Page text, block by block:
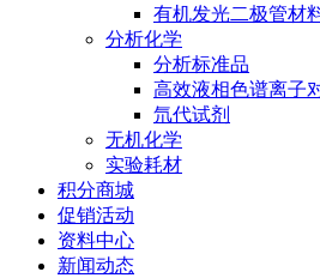
有机发光二极管材
分析化学
分析标准品
高效液相色谱离子
氘代试剂
无机化学
实验耗材
积分商城
促销活动
资料中心
新闻动态